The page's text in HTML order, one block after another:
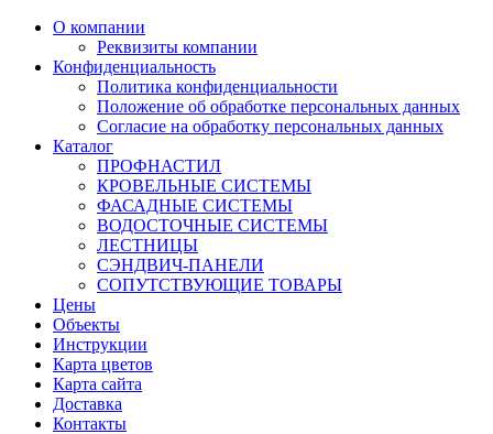
О компании
Реквизиты компании
Конфиденциальность
Политика конфиденциальности
Положение об обработке персональных данных
Согласие на обработку персональных данных
Каталог
ПРОФНАСТИЛ
КРОВЕЛЬНЫЕ СИСТЕМЫ
ФАСАДНЫЕ СИСТЕМЫ
ВОДОСТОЧНЫЕ СИСТЕМЫ
ЛЕСТНИЦЫ
СЭНДВИЧ-ПАНЕЛИ
СОПУТСТВУЮЩИЕ ТОВАРЫ
Цены
Объекты
Инструкции
Карта цветов
Карта сайта
Доставка
Контакты